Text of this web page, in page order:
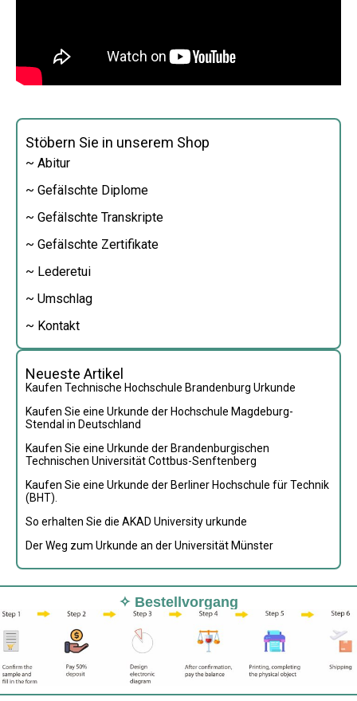
Stöbern Sie in unserem Shop
~ Abitur
~ Gefälschte Diplome
~ Gefälschte Transkripte
~ Gefälschte Zertifikate
~ Lederetui
~ Umschlag
~ Kontakt
Neueste Artikel
Kaufen Technische Hochschule Brandenburg Urkunde
Kaufen Sie eine Urkunde der Hochschule Magdeburg-
Stendal in Deutschland
Kaufen Sie eine Urkunde der Brandenburgischen
Technischen Universität Cottbus-Senftenberg
Kaufen Sie eine Urkunde der Berliner Hochschule für Technik
(BHT).
So erhalten Sie die AKAD University urkunde
Der Weg zum Urkunde an der Universität Münster
✧ Bestellvorgang